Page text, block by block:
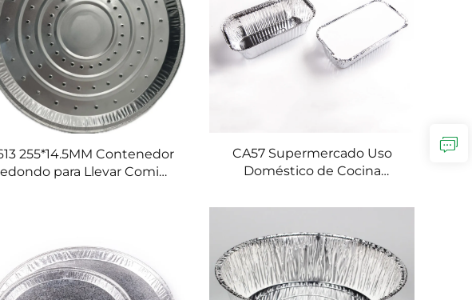
255*14.5MM Contenedor
para Llevar Comida
Hornear
CA57 Supermercado Uso
Doméstico de Cocina
Comida 1400ml Plata para
Aluminio para Hornear